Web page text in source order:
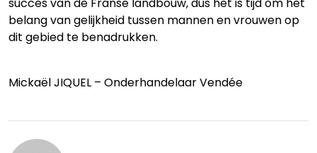
succes van de Franse landbouw, dus het is tijd om het
belang van gelijkheid tussen mannen en vrouwen op
dit gebied te benadrukken.
Mickaël JIQUEL – Onderhandelaar Vendée